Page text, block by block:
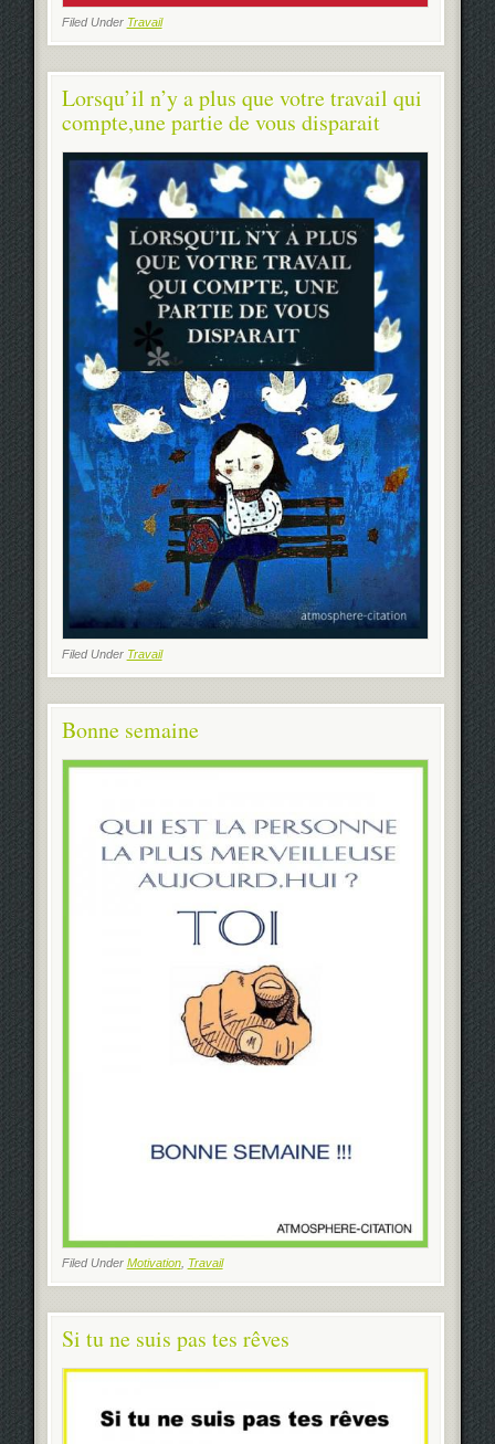
Filed Under Travail
Lorsqu’il n’y a plus que votre travail qui
compte,une partie de vous disparait
Filed Under Travail
Bonne semaine
Filed Under Motivation, Travail
Si tu ne suis pas tes rêves